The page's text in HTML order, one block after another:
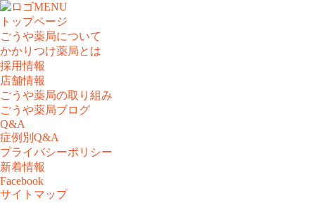
MENU
トップページ
ごうや薬局について
かかりつけ薬局とは
採用情報
店舗情報
ごうや薬局の取り組み
ごうや薬局ブログ
Q&A
症例別Q&A
プライバシーポリシー
新着情報
Facebook
サイトマップ